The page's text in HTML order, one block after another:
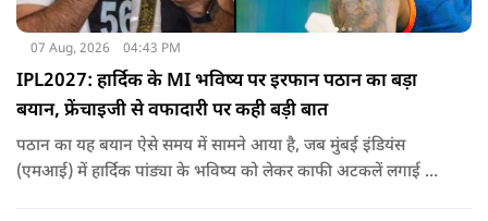
07 Aug, 2026 04:43 PM
IPL2027: हार्दिक के MI भविष्य पर इरफान पठान का बड़ा
बयान, फ्रेंचाइजी से वफादारी पर कही बड़ी बात
पठान का यह बयान ऐसे समय में सामने आया है, जब मुंबई इंडियंस
(एमआई) में हार्दिक पांड्या के भविष्य को लेकर काफी अटकलें लगाई जा